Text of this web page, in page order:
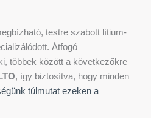
testre szabott lítium-
Átfogó
többek között a következőkre
, így biztosítva, hogy minden
túlmutat ezeken a